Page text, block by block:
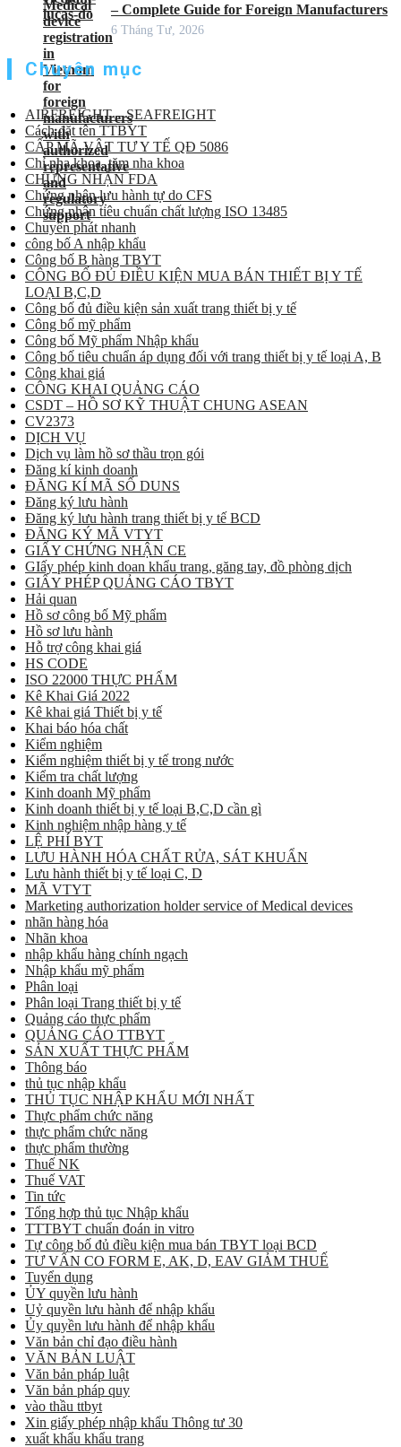
– Complete Guide for Foreign Manufacturers
6 Tháng Tư, 2026
Chuyên mục
AIRFREIGHT – SEAFREIGHT
Cách đặt tên TTBYT
CẤP MÃ VẬT TƯ Y TẾ QĐ 5086
Chỉ nha khoa, tăm nha khoa
CHỨNG NHẬN FDA
Chứng nhận lưu hành tự do CFS
Chứng nhận tiêu chuẩn chất lượng ISO 13485
Chuyển phát nhanh
công bố A nhập khẩu
Công bố B hàng TBYT
CÔNG BỐ ĐỦ ĐIỀU KIỆN MUA BÁN THIẾT BỊ Y TẾ
LOẠI B,C,D
Công bố đủ điều kiện sản xuất trang thiết bị y tế
Công bố mỹ phẩm
Công bố Mỹ phẩm Nhập khẩu
Công bố tiêu chuẩn áp dụng đối với trang thiết bị y tế loại A, B
Công khai giá
CÔNG KHAI QUẢNG CÁO
CSDT – HỒ SƠ KỸ THUẬT CHUNG ASEAN
CV2373
DỊCH VỤ
Dịch vụ làm hồ sơ thầu trọn gói
Đăng kí kinh doanh
ĐĂNG KÍ MÃ SỐ DUNS
Đăng ký lưu hành
Đăng ký lưu hành trang thiết bị y tế BCD
ĐĂNG KÝ MÃ VTYT
GIẤY CHỨNG NHẬN CE
GIấy phép kinh doan khẩu trang, găng tay, đồ phòng dịch
GIẤY PHÉP QUẢNG CÁO TBYT
Hải quan
Hồ sơ công bố Mỹ phẩm
Hồ sơ lưu hành
Hỗ trợ công khai giá
HS CODE
ISO 22000 THỰC PHẨM
Kê Khai Giá 2022
Kê khai giá Thiết bị y tế
Khai báo hóa chất
Kiểm nghiệm
Kiểm nghiệm thiết bị y tế trong nước
Kiểm tra chất lượng
Kinh doanh Mỹ phẩm
Kinh doanh thiết bị y tế loại B,C,D cần gì
Kinh nghiệm nhập hàng y tế
LỆ PHÍ BYT
LƯU HÀNH HÓA CHẤT RỬA, SÁT KHUẨN
Lưu hành thiết bị y tế loại C, D
MÃ VTYT
Marketing authorization holder service of Medical devices
nhãn hàng hóa
Nhãn khoa
nhập khẩu hàng chính ngạch
Nhập khẩu mỹ phẩm
Phân loại
Phân loại Trang thiết bị y tế
Quảng cáo thực phẩm
QUẢNG CÁO TTBYT
SẢN XUẤT THỰC PHẨM
Thông báo
thủ tục nhập khẩu
THỦ TỤC NHẬP KHẨU MỚI NHẤT
Thực phẩm chức năng
thực phẩm chức năng
thực phẩm thường
Thuế NK
Thuế VAT
Tin tức
Tổng hợp thủ tục Nhập khẩu
TTTBYT chuẩn đoán in vitro
Tự công bố đủ điều kiện mua bán TBYT loại BCD
TƯ VẤN CO FORM E, AK, D, EAV GIẢM THUẾ
Tuyển dụng
ỦY quyền lưu hành
Uỷ quyền lưu hành để nhập khẩu
Ủy quyền lưu hành để nhập khẩu
Văn bản chỉ đạo điều hành
VĂN BẢN LUẬT
Văn bản pháp luật
Văn bản pháp quy
vào thầu ttbyt
Xin giấy phép nhập khẩu Thông tư 30
xuất khẩu khẩu trang